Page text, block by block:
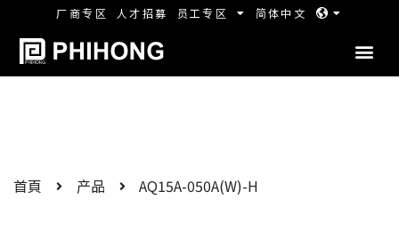
厂商专区 人才招募 员工专区 简体中文
首頁 产品 AQ15A-050A(W)-H